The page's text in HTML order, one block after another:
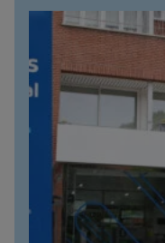
912 143 100